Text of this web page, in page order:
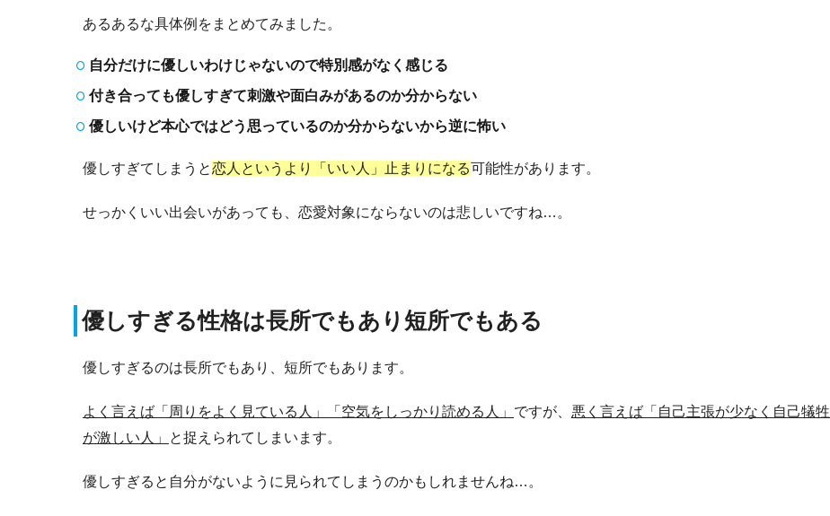
あるあるな具体例をまとめてみました。
自分だけに優しいわけじゃないので特別感がなく感じる
付き合っても優しすぎて刺激や面白みがあるのか分からない
優しいけど本心ではどう思っているのか分からないから逆に怖い
優しすぎてしまうと恋人というより「いい人」止まりになる可能性があります。
せっかくいい出会いがあっても、恋愛対象にならないのは悲しいですね…。
優しすぎる性格は長所でもあり短所でもある
優しすぎるのは長所でもあり、短所でもあります。
よく言えば「周りをよく見ている人」「空気をしっかり読める人」 ですが、 悪く言えば「自己主張が少なく自己犠牲
が激しい人」
と捉えられてしまいます。
優しすぎると自分がないように見られてしまうのかもしれませんね…。